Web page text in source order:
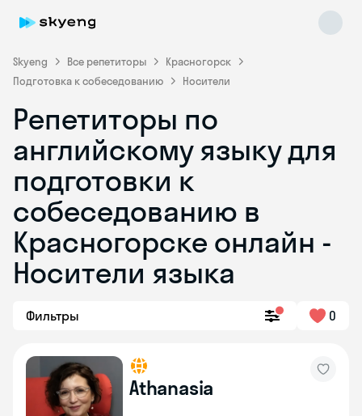
Skyeng Все репетиторы
Красногорск
Подготовка к собеседованию
Носители
Репетиторы по
английскому языку для
подготовки к
собеседованию в
Красногорске онлайн -
Носители языка
Фильтры 0
Athanasia
Skyeng Chat